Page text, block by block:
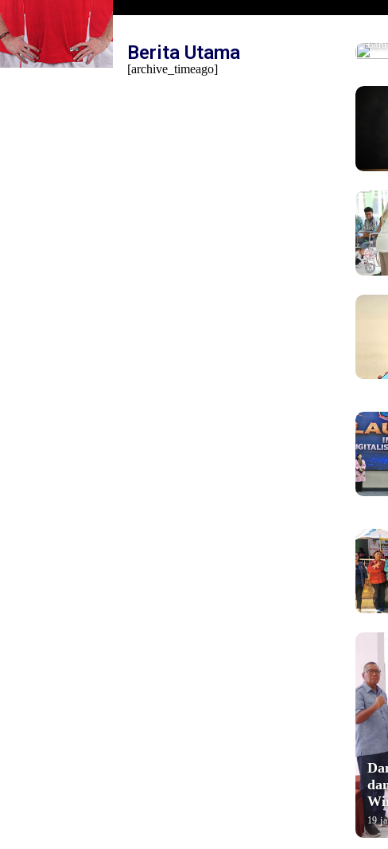
Berita Utama
[archive_timeago]
19